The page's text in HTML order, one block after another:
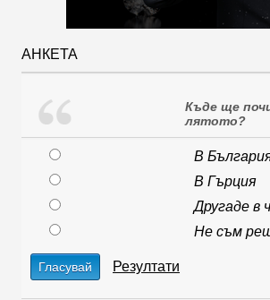
АНКЕТА
Къде ще
лятото?
В
В Гърция
Другаде в
Не съм
Гласувай Резултати